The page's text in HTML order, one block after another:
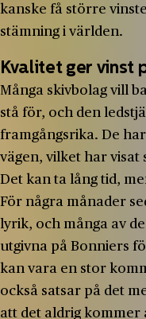
kanske få större
stämning i världen.
Kvalitet ger vinst
Många skivbolag vill
stå för, och den
framgångsrika. De
vägen, vilket har visat
Det kan ta lång tid,
För några månader
lyrik, och många av
utgivna på Bonniers
kan vara en stor
också satsar på det
att det aldrig kommer